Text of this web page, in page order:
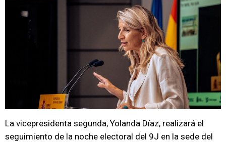
La vicepresidenta segunda, Yolanda Díaz, realizará el
seguimiento de la noche electoral del 9J en la sede del